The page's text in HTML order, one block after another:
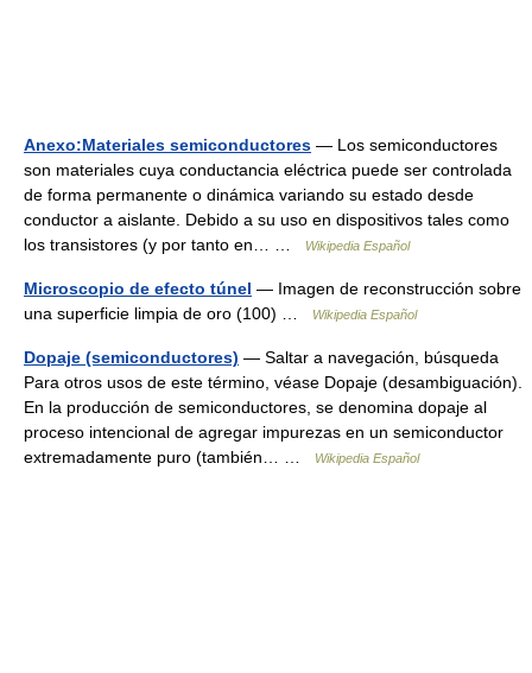
Anexo:Materiales semiconductores — Los semiconductores
son materiales cuya conductancia eléctrica puede ser controlada
de forma permanente o dinámica variando su estado desde
conductor a aislante. Debido a su uso en dispositivos tales como
los transistores (y por tanto en… …
Wikipedia Español
Microscopio de efecto túnel — Imagen de reconstrucción sobre
una superficie limpia de oro (100) …
Wikipedia Español
Dopaje (semiconductores) — Saltar a navegación, búsqueda
Para otros usos de este término, véase Dopaje (desambiguación).
En la producción de semiconductores, se denomina dopaje al
proceso intencional de agregar impurezas en un semiconductor
extremadamente puro (también… …
Wikipedia Español